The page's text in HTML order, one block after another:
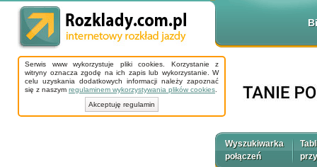
Serwis www wykorzystuje pliki cookies. Korzystanie z
witryny oznacza zgodę na ich zapis lub wykorzystanie. W
celu uzyskania dodatkowych informacji należy zapoznać
się z naszym regulaminem wykorzystywania plików cookies
Akceptuję regulamin
Wyszukiwarka
połączeń